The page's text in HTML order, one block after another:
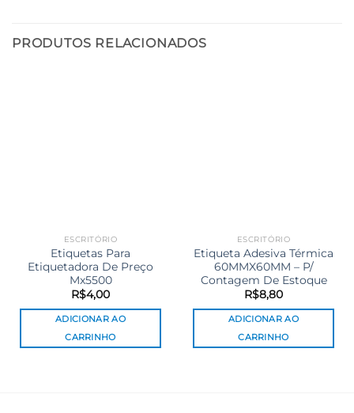
PRODUTOS RELACIONADOS
ESCRITÓRIO
Etiquetas Para
Etiquetadora De Preço
Mx5500
R$4,00
ADICIONAR AO
CARRINHO
ESCRITÓRIO
Etiqueta Adesiva Térmica
60MMX60MM – P/
Contagem De Estoque
R$8,80
ADICIONAR AO
CARRINHO